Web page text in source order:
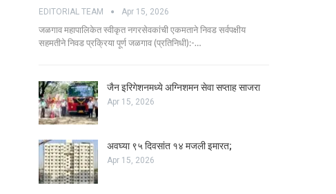
EDITORIAL TEAM Apr 15, 2026
जळगाव महापालिकेत स्वीकृत नगरसेवकांची एकमताने निवड सर्वपक्षीय
सहमतीने निवड प्रक्रिया पूर्ण जळगाव (प्रतिनिधी):-…
जैन इरिगेशनमध्ये अग्निशमन सेवा सप्ताह साजरा
Apr 15, 2026
अवघ्या ९५ दिवसांत १४ मजली इमारत;
Apr 15, 2026